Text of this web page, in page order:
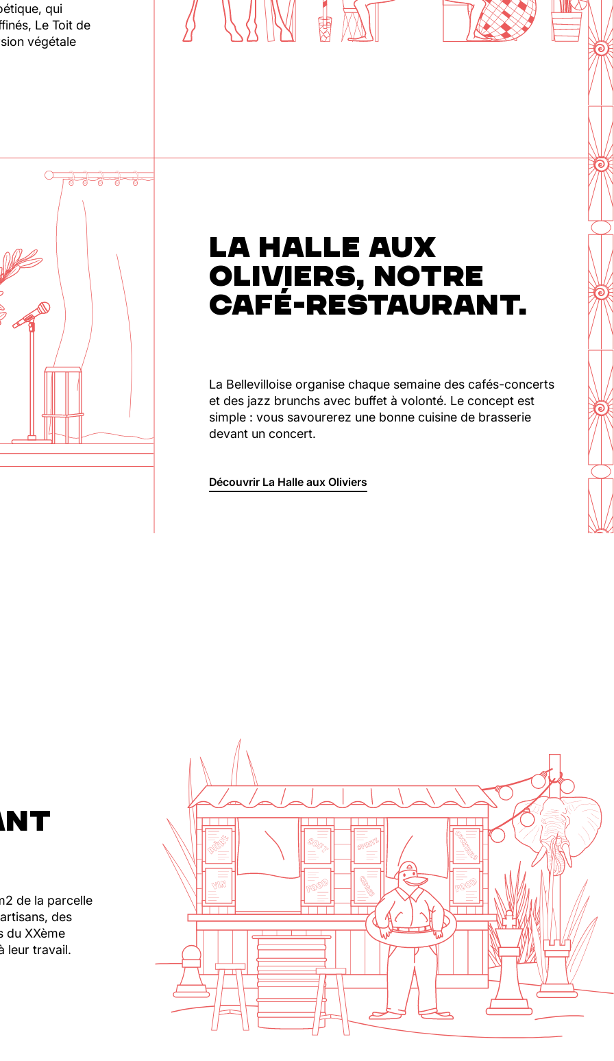
qui
Le Toit de
végétale
LA HALLE AUX
OLIVIERS, NOTRE
CAFÉ-RESTAURANT.
La Bellevilloise organise chaque semaine des cafés-concerts
et des jazz brunchs avec buffet à volonté. Le concept est
simple : vous savourerez une bonne cuisine de brasserie
devant un concert.
Découvrir La Halle aux Oliviers
de la parcelle
des
du XXème
leur travail.